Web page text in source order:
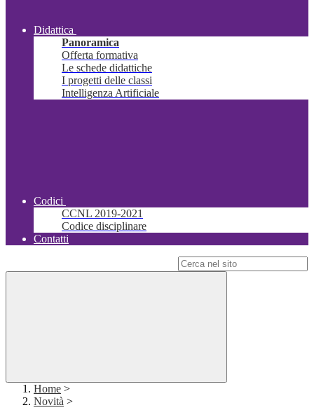
Didattica
Panoramica
Offerta formativa
Le schede didattiche
I progetti delle classi
Intelligenza Artificiale
Codici
CCNL 2019-2021
Codice disciplinare
Contatti
Home >
Novità >